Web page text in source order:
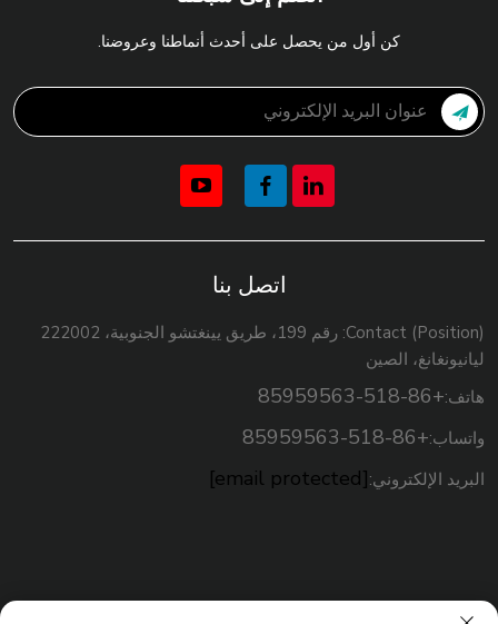
كن أول من يحصل على أحدث أنماطنا وعروضنا.
اتصل بنا
Contact (Position): رقم 199، طريق يينغتشو الجنوبية، 222002
ليانيونغانغ، الصين
هاتف:+86-518-85959563
واتساب:+86-518-85959563
البريد الإلكتروني:[email protected]